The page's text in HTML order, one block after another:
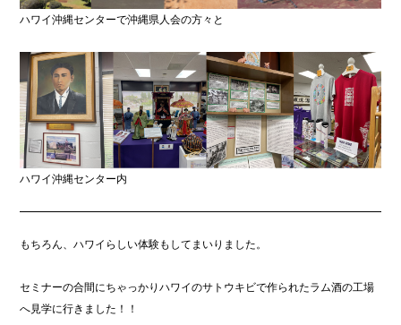
ハワイ沖縄センターで沖縄県人会の方々と
ハワイ沖縄センター内
もちろん、ハワイらしい体験もしてまいりました。
セミナーの合間にちゃっかりハワイのサトウキビで作られたラム酒の工場
へ見学に行きました！！